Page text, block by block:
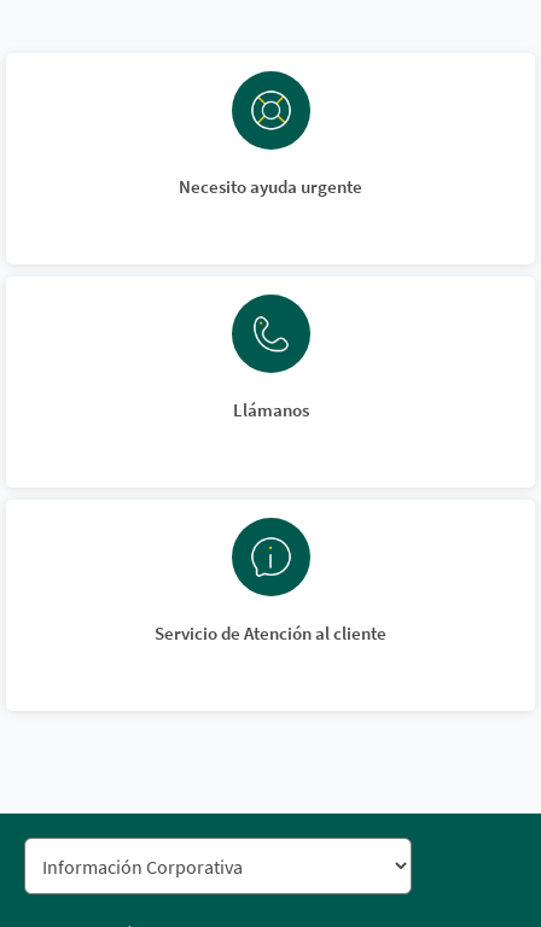
Necesito ayuda urgente
Llámanos
Servicio de Atención al cliente